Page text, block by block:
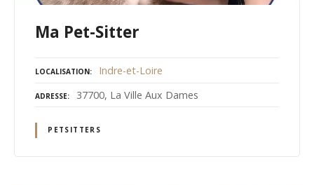
Ma Pet-Sitter
LOCALISATION Indre-et-Loire
ADRESSE 37700, La Ville Aux Dames
PETSITTERS